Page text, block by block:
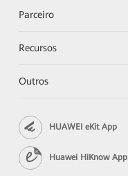
Parceiro
Recursos
Outros
HUAWEI eKit App
Huawei HiKnow App